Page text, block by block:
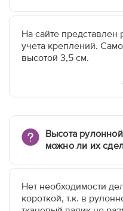
На сайте представлен
учета креплений.
высотой 3,5 см.
Высота
можно ли их
Нет необходимости
короткой, т.к. в